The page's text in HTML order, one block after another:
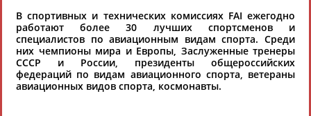
Если вы решили разместить информацию о
хорошо известной вам спортивной
организации или обнаружили какую-либо
ошибку в уже опубликованных данных и
хотите ее исправить, пожалуйста, вы можете
В спортивных и технических комиссиях FAI ежегодно
работают более 30 лучших спортсменов и
специалистов по авиационным видам спорта. Среди
них чемпионы мира и Европы, Заслуженные тренеры
СССР и России, президенты общероссийских
федераций по видам авиационного спорта, ветераны
авиационных видов спорта, космонавты.